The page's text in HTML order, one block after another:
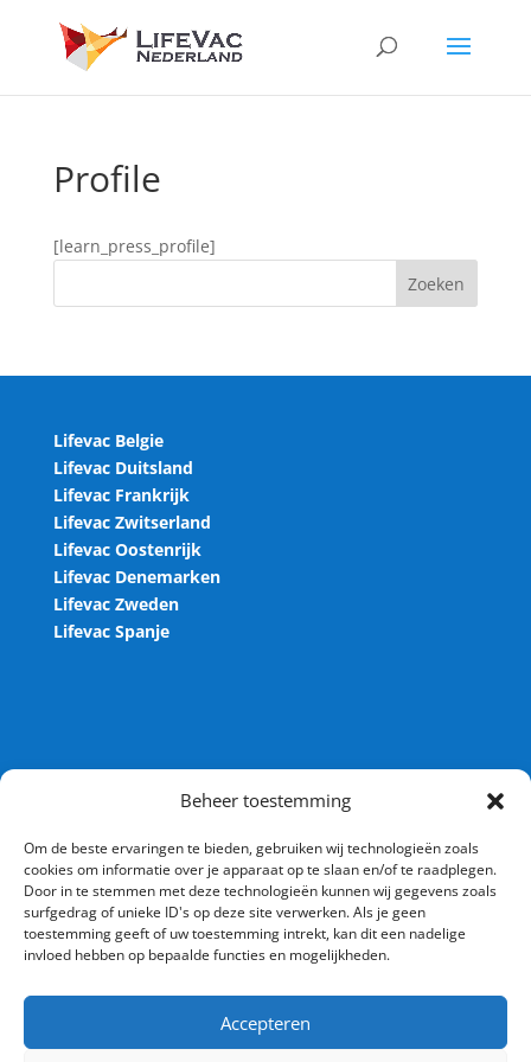
Beheer toestemming
Om de beste ervaringen te bieden, gebruiken wij technologieën zoals
cookies om informatie over je apparaat op te slaan en/of te raadplegen.
Door in te stemmen met deze technologieën kunnen wij gegevens zoals
surfgedrag of unieke ID's op deze site verwerken. Als je geen
toestemming geeft of uw toestemming intrekt, kan dit een nadelige
invloed hebben op bepaalde functies en mogelijkheden.
Accepteren
Profile
[learn_press_profile]
Lifevac Belgie
Lifevac Duitsland
Lifevac Frankrijk
Lifevac Zwitserland
Lifevac Oostenrijk
Lifevac Denemarken
Lifevac Zweden
Lifevac Spanje
Lifevac.nl
Arnesteinweg 36
4338 PD Middelburg
Nederland